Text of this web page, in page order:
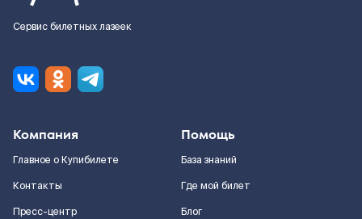
Сервис билетных лазеек
Компания
Главное о Купибилете
Контакты
Пресс-центр
Помощь
База знаний
Где мой билет
Блог